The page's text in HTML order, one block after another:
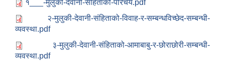
१___-मुलुकी-देवानी-संहिताको-परिचय.pdf
२-मुलुकी-देवानी-संहिताको-विवाह-र-सम्बन्धविच्छेद-सम्बन्धी-
व्यवस्था.pdf
३-मुलुकी-देवानी-संहिताको-आमाबाबु-र-छोराछोरी-सम्बन्धी-
व्यवस्था.pdf